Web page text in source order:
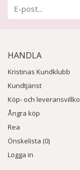
HANDLA
Kristinas Kundklubb
Kundtjänst
Köp- och
Ångra köp
Rea
Önskelista (0)
Logga in